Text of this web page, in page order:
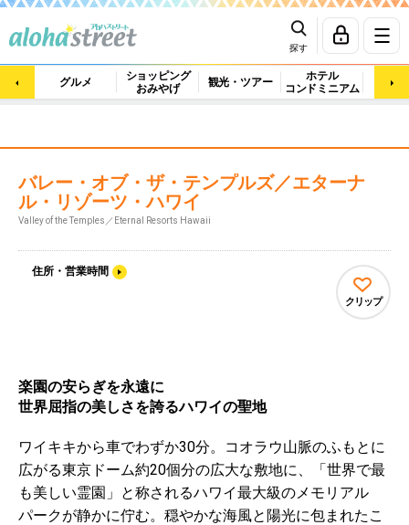
探す
グルメ
ショッピング
おみやげ
観光・ツアー
ホテル
コンドミニアム
マッ
バレー・オブ・ザ・テンプルズ／エターナ
ル・リゾーツ・ハワイ
Valley of the Temples／Eternal Resorts Hawaii
住所・営業時間
クリップ
楽園の安らぎを永遠に
世界屈指の美しさを誇るハワイの聖地
ワイキキから車でわずか30分。コオラウ山脈のふもとに
広がる東京ドーム約20個分の広大な敷地に、「世界で最
も美しい霊園」と称されるハワイ最大級のメモリアル
パークが静かに佇む。穏やかな海風と陽光に包まれたこ